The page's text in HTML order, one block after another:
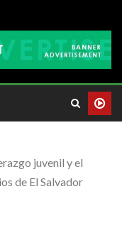
juvenil y el
de El Salvador